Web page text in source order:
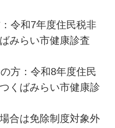
令和7年度住民税非
みらい市健康診査
方：令和8年度住民
くばみらい市健康診
合は免除制度対象外